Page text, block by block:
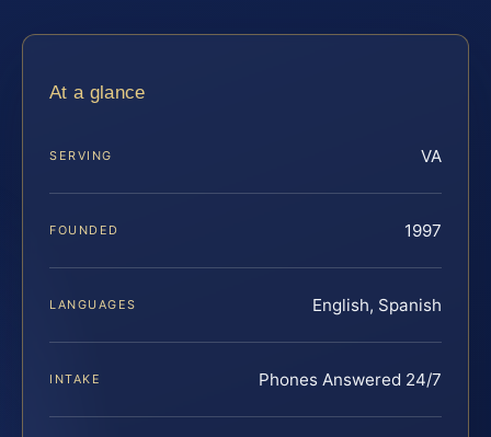
At a glance
SERVING VA
FOUNDED 1997
LANGUAGES English, Spanish
INTAKE Phones Answered 24/7